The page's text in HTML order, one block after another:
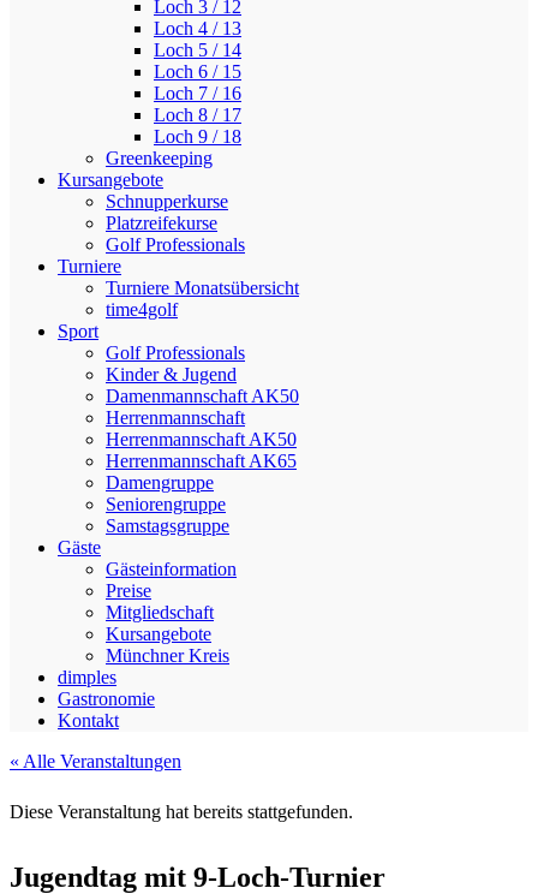
Loch 3 / 12
Loch 4 / 13
Loch 5 / 14
Loch 6 / 15
Loch 7 / 16
Loch 8 / 17
Loch 9 / 18
Greenkeeping
Kursangebote
Schnupperkurse
Platzreifekurse
Golf Professionals
Turniere
Turniere Monatsübersicht
time4golf
Sport
Golf Professionals
Kinder & Jugend
Damenmannschaft AK50
Herrenmannschaft
Herrenmannschaft AK50
Herrenmannschaft AK65
Damengruppe
Seniorengruppe
Samstagsgruppe
Gäste
Gästeinformation
Preise
Mitgliedschaft
Kursangebote
Münchner Kreis
dimples
Gastronomie
Kontakt
« Alle Veranstaltungen
Diese Veranstaltung hat bereits stattgefunden.
Jugendtag mit 9-Loch-Turnier